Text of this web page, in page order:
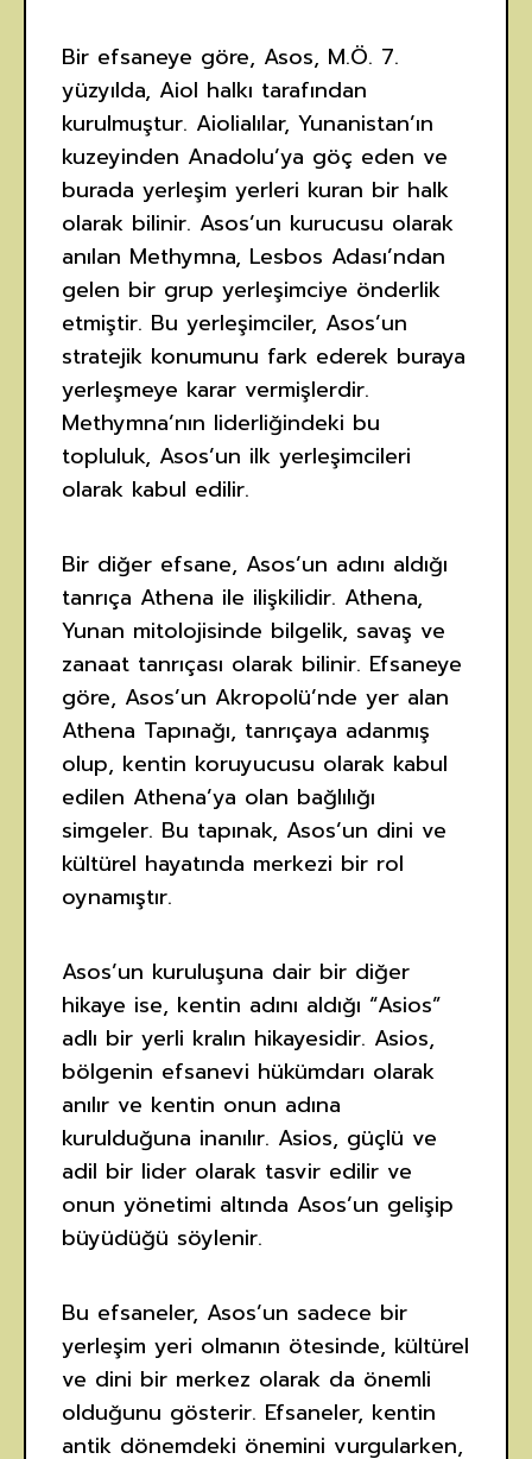
Bir efsaneye göre, Asos, M.Ö. 7.
yüzyılda, Aiol halkı tarafından
kurulmuştur. Aiolialılar, Yunanistan’ın
kuzeyinden Anadolu’ya göç eden ve
burada yerleşim yerleri kuran bir halk
olarak bilinir. Asos’un kurucusu olarak
anılan Methymna, Lesbos Adası’ndan
gelen bir grup yerleşimciye önderlik
etmiştir. Bu yerleşimciler, Asos’un
stratejik konumunu fark ederek buraya
yerleşmeye karar vermişlerdir.
Methymna’nın liderliğindeki bu
topluluk, Asos’un ilk yerleşimcileri
olarak kabul edilir.
Bir diğer efsane, Asos’un adını aldığı
tanrıça Athena ile ilişkilidir. Athena,
Yunan mitolojisinde bilgelik, savaş ve
zanaat tanrıçası olarak bilinir. Efsaneye
göre, Asos’un Akropolü’nde yer alan
Athena Tapınağı, tanrıçaya adanmış
olup, kentin koruyucusu olarak kabul
edilen Athena’ya olan bağlılığı
simgeler. Bu tapınak, Asos’un dini ve
kültürel hayatında merkezi bir rol
oynamıştır.
Asos’un kuruluşuna dair bir diğer
hikaye ise, kentin adını aldığı “Asios”
adlı bir yerli kralın hikayesidir. Asios,
bölgenin efsanevi hükümdarı olarak
anılır ve kentin onun adına
kurulduğuna inanılır. Asios, güçlü ve
adil bir lider olarak tasvir edilir ve
onun yönetimi altında Asos’un gelişip
büyüdüğü söylenir.
Bu efsaneler, Asos’un sadece bir
yerleşim yeri olmanın ötesinde, kültürel
ve dini bir merkez olarak da önemli
olduğunu gösterir. Efsaneler, kentin
antik dönemdeki önemini vurgularken,